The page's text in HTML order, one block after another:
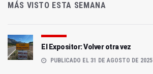
MÁS VISTO ESTA SEMANA
El Expositor: Volver otra vez
PUBLICADO EL 31 DE AGOSTO DE 2025